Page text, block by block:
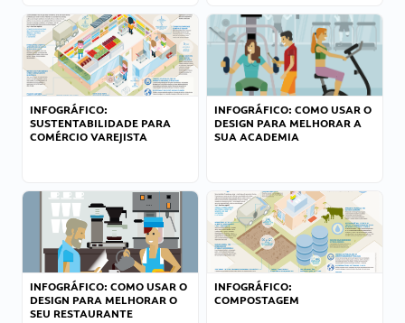
INFOGRÁFICO:
SUSTENTABILIDADE PARA
COMÉRCIO VAREJISTA
INFOGRÁFICO: COMO USAR O
DESIGN PARA MELHORAR A
SUA ACADEMIA
INFOGRÁFICO: COMO USAR O
DESIGN PARA MELHORAR O
SEU RESTAURANTE
INFOGRÁFICO:
COMPOSTAGEM